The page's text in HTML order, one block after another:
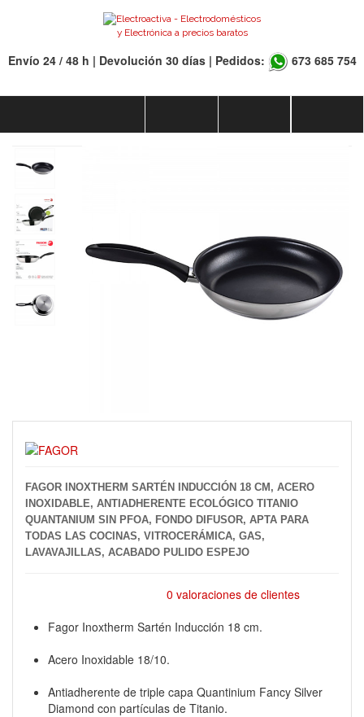
Envío 24 / 48 h | Devolución 30 días | Pedidos: 673 685 754
FAGOR INOXTHERM SARTÉN INDUCCIÓN 18 CM, ACERO
INOXIDABLE, ANTIADHERENTE ECOLÓGICO TITANIO
QUANTANIUM SIN PFOA, FONDO DIFUSOR, APTA PARA
TODAS LAS COCINAS, VITROCERÁMICA, GAS,
LAVAVAJILLAS, ACABADO PULIDO ESPEJO
0 valoraciones de clientes
Fagor Inoxtherm Sartén Inducción 18 cm.
Acero Inoxidable 18/10.
Antiadherente de triple capa Quantinium Fancy Silver
Diamond con partículas de Titanio.